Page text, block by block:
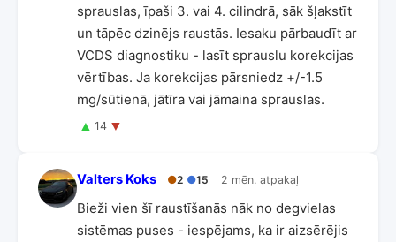
sprauslas, īpaši 3. vai 4. cilindrā, sāk šļakstīt
un tāpēc dzinējs raustās. Iesaku pārbaudīt ar
VCDS diagnostiku - lasīt sprauslu korekcijas
vērtības. Ja korekcijas pārsniedz +/-1.5
mg/sūtienā, jātīra vai jāmaina sprauslas.
▲ 14 ▼
Valters Koks ●2 ●15 2 mēn. atpakaļ
Bieži vien šī raustīšanās nāk no degvielas
sistēmas puses - iespējams, ka ir aizsērējis